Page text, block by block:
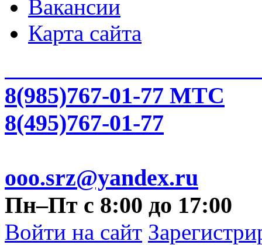
Вакансии
Карта сайта
8(985)767-01-77 МТС
8(495)767-01-77
ooo.srz@yandex.ru
Пн–Пт с 8:00 до 17:00
Войти на сайт